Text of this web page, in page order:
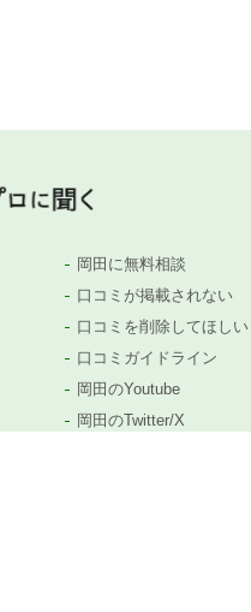
岡田に無料相談
口コミが掲載されない
口コミを削除してほしい
口コミガイドライン
岡田のYoutube
岡田のTwitter/X